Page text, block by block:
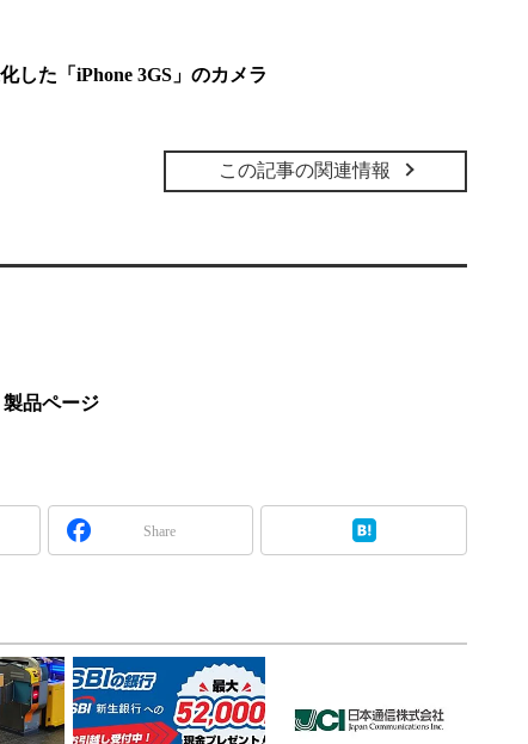
した「iPhone 3GS」のカメラ
この記事の関連情報
製品ページ
Share